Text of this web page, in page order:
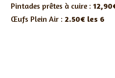
Pintades prêtes à cuire : 12,90
Œufs Plein Air : 2.50€ les 6